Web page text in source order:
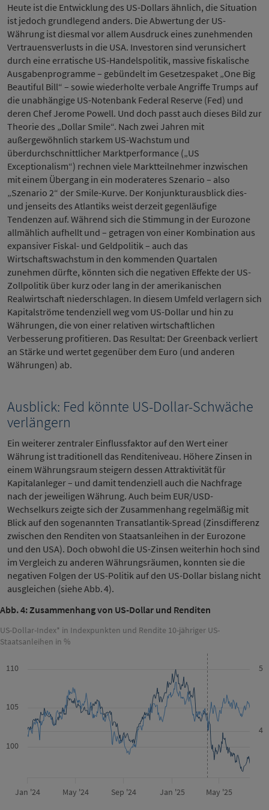
Heute ist die Entwicklung des US-Dollars ähnlich, die Situation
ist jedoch grundlegend anders. Die Abwertung der US-
Währung ist diesmal vor allem Ausdruck eines zunehmenden
Vertrauensverlusts in die USA. Investoren sind verunsichert
durch eine erratische US-Handelspolitik, massive fiskalische
Ausgabenprogramme – gebündelt im Gesetzespaket „One Big
Beautiful Bill“ – sowie wiederholte verbale Angriffe Trumps auf
die unabhängige US-Notenbank Federal Reserve (Fed) und
deren Chef Jerome Powell. Und doch passt auch dieses Bild zur
Theorie des „Dollar Smile“. Nach zwei Jahren mit
außergewöhnlich starkem US-Wachstum und
überdurchschnittlicher Marktperformance („US
Exceptionalism“) rechnen viele Marktteilnehmer inzwischen
mit einem Übergang in ein moderateres Szenario – also
„Szenario 2“ der Smile-Kurve. Der Konjunkturausblick dies-
und jenseits des Atlantiks weist derzeit gegenläufige
Tendenzen auf. Während sich die Stimmung in der Eurozone
allmählich aufhellt und – getragen von einer Kombination aus
expansiver Fiskal- und Geldpolitik – auch das
Wirtschaftswachstum in den kommenden Quartalen
zunehmen dürfte, könnten sich die negativen Effekte der US-
Zollpolitik über kurz oder lang in der amerikanischen
Realwirtschaft niederschlagen. In diesem Umfeld verlagern sich
Kapitalströme tendenziell weg vom US-Dollar und hin zu
Währungen, die von einer relativen wirtschaftlichen
Verbesserung profitieren. Das Resultat: Der Greenback verliert
an Stärke und wertet gegenüber dem Euro (und anderen
Währungen) ab.
Ausblick: Fed könnte US-Dollar-Schwäche
verlängern
Ein weiterer zentraler Einflussfaktor auf den Wert einer
Währung ist traditionell das Renditeniveau. Höhere Zinsen in
einem Währungsraum steigern dessen Attraktivität für
Kapitalanleger – und damit tendenziell auch die Nachfrage
nach der jeweiligen Währung. Auch beim EUR/USD-
Wechselkurs zeigte sich der Zusammenhang regelmäßig mit
Blick auf den sogenannten Transatlantik-Spread (Zinsdifferenz
zwischen den Renditen von Staatsanleihen in der Eurozone
und den USA). Doch obwohl die US-Zinsen weiterhin hoch sind
im Vergleich zu anderen Währungsräumen, konnten sie die
negativen Folgen der US-Politik auf den US-Dollar bislang nicht
ausgleichen (siehe Abb. 4).
Abb. 4: Zusammenhang von US-Dollar und Renditen
US-Dollar-Index* in Indexpunkten und Rendite 10-jähriger US-
Staatsanleihen in %
Jan '24 Jan '25
May '24 Sep '24 May '25
100
105
110
4
5